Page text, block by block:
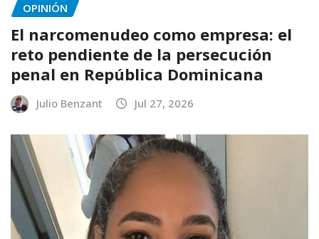
OPINIÓN
El narcomenudeo como empresa: el
reto pendiente de la persecución
penal en República Dominicana
Julio Benzant Jul 27, 2026